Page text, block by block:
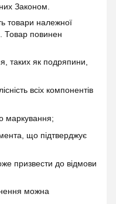
Законом.
товари належної
Товар повинен
таких як подряпини,
всіх компонентів
маркування;
що підтверджує
призвести до відмови
можна